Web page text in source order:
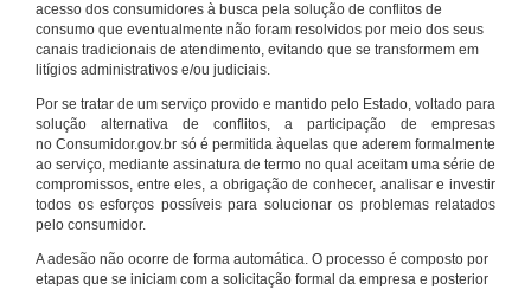
acesso dos consumidores à busca pela solução de conflitos de
consumo que eventualmente não foram resolvidos por meio dos seus
canais tradicionais de atendimento, evitando que se transformem em
litígios administrativos e/ou judiciais.
Por se tratar de um serviço provido e mantido pelo Estado, voltado para
solução alternativa de conflitos, a participação de empresas
no Consumidor.gov.br só é permitida àquelas que aderem formalmente
ao serviço, mediante assinatura de termo no qual aceitam uma série de
compromissos, entre eles, a obrigação de conhecer, analisar e investir
todos os esforços possíveis para solucionar os problemas relatados
pelo consumidor.
A adesão não ocorre de forma automática. O processo é composto por
etapas que se iniciam com a solicitação formal da empresa e posterior